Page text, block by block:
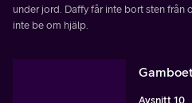
under jord. Daffy får inte bort sten från
inte be om hjälp.
Gamboet
Avsnitt 10